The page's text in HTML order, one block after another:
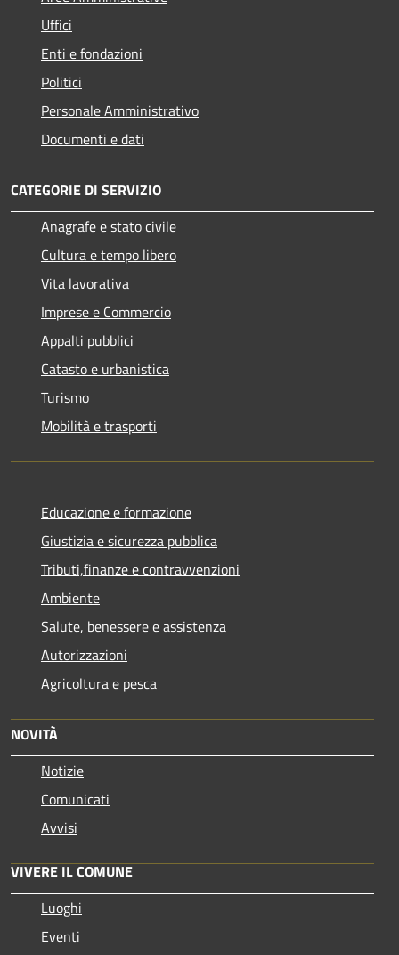
Uffici
Enti e fondazioni
Politici
Personale Amministrativo
Documenti e dati
CATEGORIE DI SERVIZIO
Anagrafe e stato civile
Cultura e tempo libero
Vita lavorativa
Imprese e Commercio
Appalti pubblici
Catasto e urbanistica
Turismo
Mobilità e trasporti
Educazione e formazione
Giustizia e sicurezza pubblica
Tributi,finanze e contravvenzioni
Ambiente
Salute, benessere e assistenza
Autorizzazioni
Agricoltura e pesca
NOVITÀ
Notizie
Comunicati
Avvisi
VIVERE IL COMUNE
Luoghi
Eventi